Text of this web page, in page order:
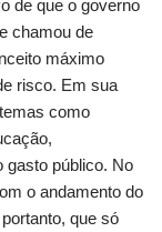
de que o governo
chamou de
máximo
risco. Em sua
como
gasto público. No
o andamento do
que só